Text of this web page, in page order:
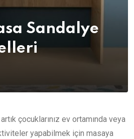
Sandalye
çocuklarınız ev ortamında veya
yapabilmek için masaya